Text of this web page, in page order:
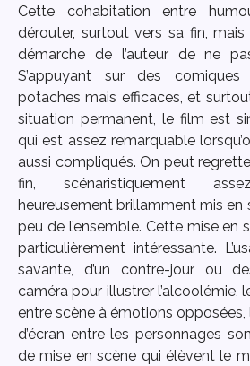
Cette cohabitation entre
dérouter, surtout vers sa fin, mais
démarche de l’auteur de ne
S’appuyant sur des
potaches mais efficaces, et
situation permanent, le film est
qui est assez remarquable
aussi compliqués. On peut
fin, scénaristiquement
heureusement brillamment mis en
peu de l’ensemble. Cette mise en
particulièrement intéressante.
savante, d’un contre-jour ou
caméra pour illustrer l’alcoolémie,
entre scène à émotions
d’écran entre les personnages
de mise en scène qui élèvent le